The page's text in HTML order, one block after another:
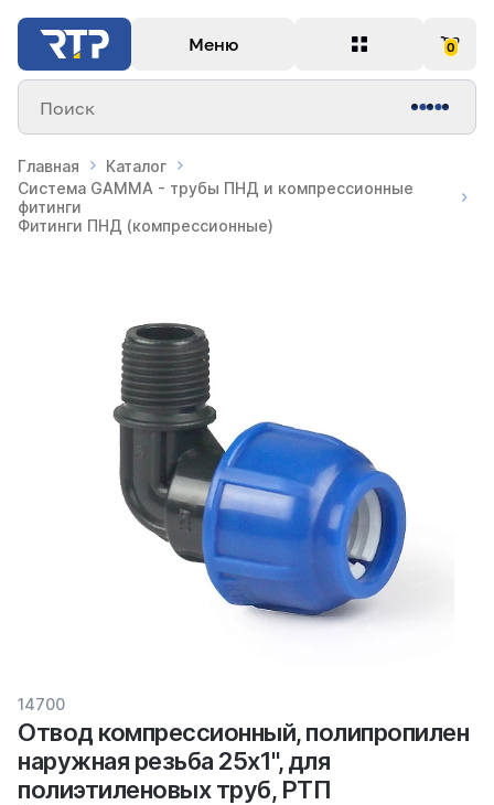
Меню 0
Поиск
Главная
Каталог
Система GAMMA - трубы ПНД и компрессионные
фитинги
Фитинги ПНД (компрессионные)
14700
Отвод компрессионный, полипропилен
наружная резьба 25х1", для
полиэтиленовых труб, РТП